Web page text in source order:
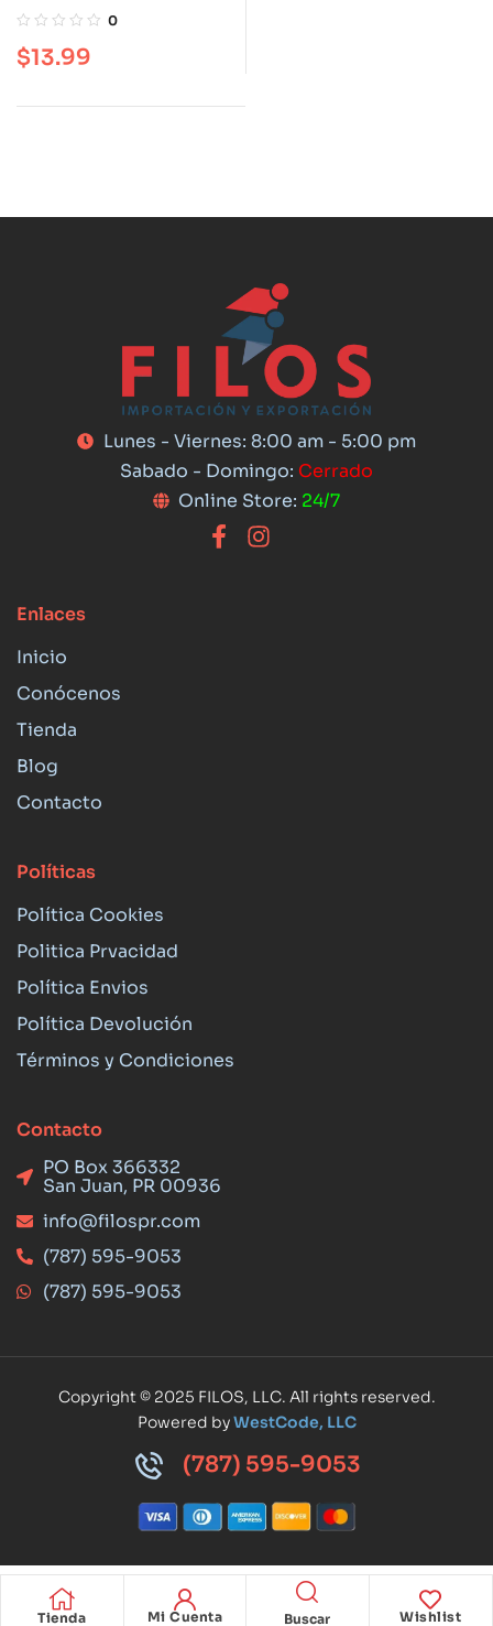
Adjunta 8 oz
0
$13.99
Tienda Mi Cuenta Wishlist
Lunes - Viernes: 8:00 am - 5:00 pm
Sabado - Domingo: Cerrado
Online Store: 24/7
Enlaces
Inicio
Conócenos
Tienda
Blog
Contacto
Políticas
Política Cookies
Politica Prvacidad
Política Envios
Política Devolución
Términos y Condiciones
Contacto
PO Box 366332
San Juan, PR 00936
info@filospr.com
(787) 595-9053
(787) 595-9053
Copyright © 2025 FILOS, LLC. All rights reserved.
Powered byWestCode, LLC
(787) 595-9053